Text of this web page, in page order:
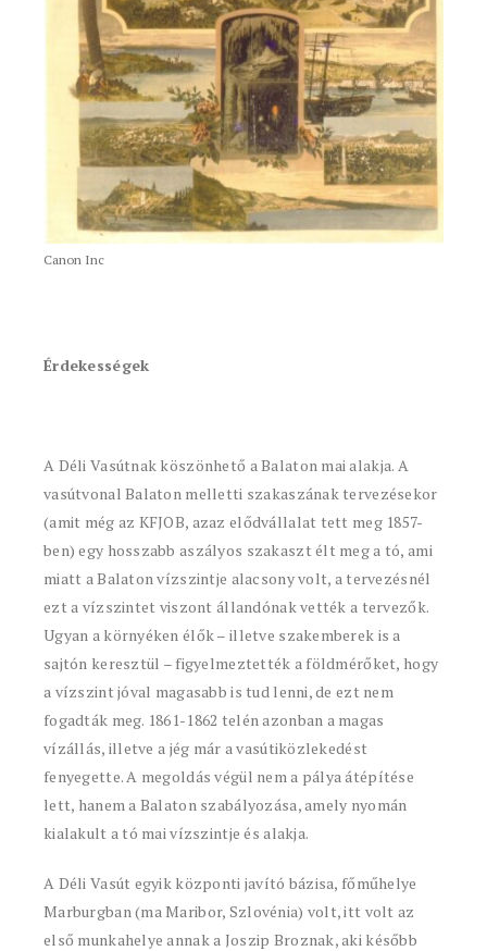
Canon Inc
Érdekességek
A Déli Vasútnak köszönhető a Balaton mai alakja. A
vasútvonal Balaton melletti szakaszának tervezésekor
(amit még az KFJOB, azaz elődvállalat tett meg 1857-
ben) egy hosszabb aszályos szakaszt élt meg a tó, ami
miatt a Balaton vízszintje alacsony volt, a tervezésnél
ezt a vízszintet viszont állandónak vették a tervezők.
Ugyan a környéken élők – illetve szakemberek is a
sajtón keresztül – figyelmeztették a földmérőket, hogy
a vízszint jóval magasabb is tud lenni, de ezt nem
fogadták meg. 1861-1862 telén azonban a magas
vízállás, illetve a jég már a vasútiközlekedést
fenyegette. A megoldás végül nem a pálya átépítése
lett, hanem a Balaton szabályozása, amely nyomán
kialakult a tó mai vízszintje és alakja.
A Déli Vasút egyik központi javító bázisa, főműhelye
Marburgban (ma Maribor, Szlovénia) volt, itt volt az
első munkahelye annak a Joszip Broznak, aki később